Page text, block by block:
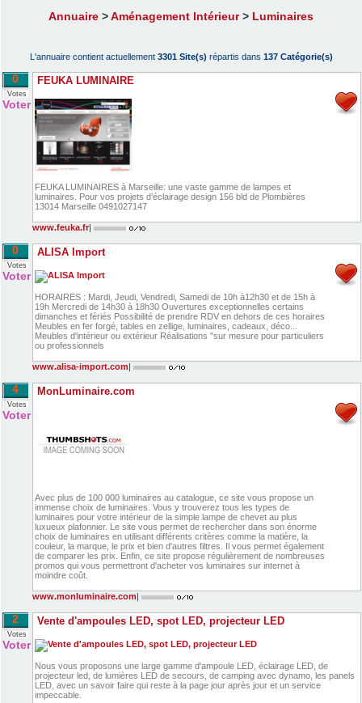
Annuaire >Aménagement Intérieur> Luminaires
L'annuaire contient actuellement 3301 Site(s) répartis dans 137 Catégorie(s)
0
Votes
Voter
FEUKA LUMINAIRE
FEUKA LUMINAIRES à Marseille: une vaste gamme de lampes et
luminaires. Pour vos projets d’éclairage design 156 bld de Plombières
13014 Marseille 0491027147
www.feuka.fr|
0
Votes
Voter
ALISA Import
HORAIRES : Mardi, Jeudi, Vendredi, Samedi de 10h à12h30 et de 15h à
19h Mercredi de 14h30 à 18h30 Ouvertures exceptionnelles certains
dimanches et fériés Possibilité de prendre RDV en dehors de ces horaires
Meubles en fer forgé, tables en zellige, luminaires, cadeaux, déco...
Meubles d'intérieur ou extérieur Réalisations "sur mesure pour particuliers
ou professionnels
www.alisa-import.com|
4
Votes
Voter
MonLuminaire.com
Avec plus de 100 000 luminaires au catalogue, ce site vous propose un
immense choix de luminaires. Vous y trouverez tous les types de
luminaires pour votre intérieur de la simple lampe de chevet au plus
luxueux plafonnier. Le site vous permet de rechercher dans son énorme
choix de luminaires en utilisant différents critères comme la matière, la
couleur, la marque, le prix et bien d'autres filtres. Il vous permet également
de comparer les prix. Enfin, ce site propose régulièrement de nombreuses
promos qui vous permettront d'acheter vos luminaires sur internet à
moindre coût.
www.monluminaire.com|
2
Votes
Voter
Vente d'ampoules LED, spot LED, projecteur LED
Nous vous proposons une large gamme d'ampoule LED, éclairage LED, de
projecteur led, de lumières LED de secours, de camping avec dynamo, les panels
LED, avec un savoir faire qui reste à la page jour après jour et un service
impeccable.